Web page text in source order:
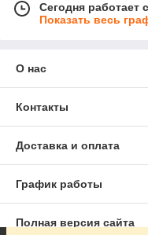
Сегодня работает
Показать весь
О нас
Контакты
Доставка и оплата
График работы
Полная версия сайта